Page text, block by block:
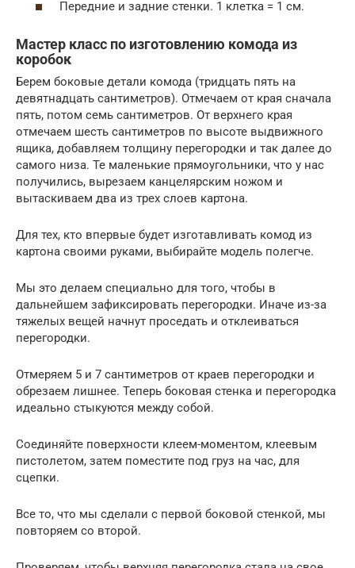
Передние и задние стенки. 1 клетка = 1 см.
Мастер класс по изготовлению комода из
коробок
Берем боковые детали комода (тридцать пять на
девятнадцать сантиметров). Отмечаем от края сначала
пять, потом семь сантиметров. От верхнего края
отмечаем шесть сантиметров по высоте выдвижного
ящика, добавляем толщину перегородки и так далее до
самого низа. Те маленькие прямоугольники, что у нас
получились, вырезаем канцелярским ножом и
вытаскиваем два из трех слоев картона.
Для тех, кто впервые будет изготавливать комод из
картона своими руками, выбирайте модель полегче.
Мы это делаем специально для того, чтобы в
дальнейшем зафиксировать перегородки. Иначе из-за
тяжелых вещей начнут проседать и отклеиваться
перегородки.
Отмеряем 5 и 7 сантиметров от краев перегородки и
обрезаем лишнее. Теперь боковая стенка и перегородка
идеально стыкуются между собой.
Соединяйте поверхности клеем-моментом, клеевым
пистолетом, затем поместите под груз на час, для
сцепки.
Все то, что мы сделали с первой боковой стенкой, мы
повторяем со второй.